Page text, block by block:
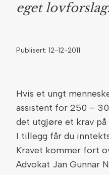
eget lovforslag.
Publisert: 12-12-2011
Hvis et ungt
assistent for 250 –
det utgjøre et krav
I tillegg får du
Kravet kommer fort
Advokat Jan Gunnar